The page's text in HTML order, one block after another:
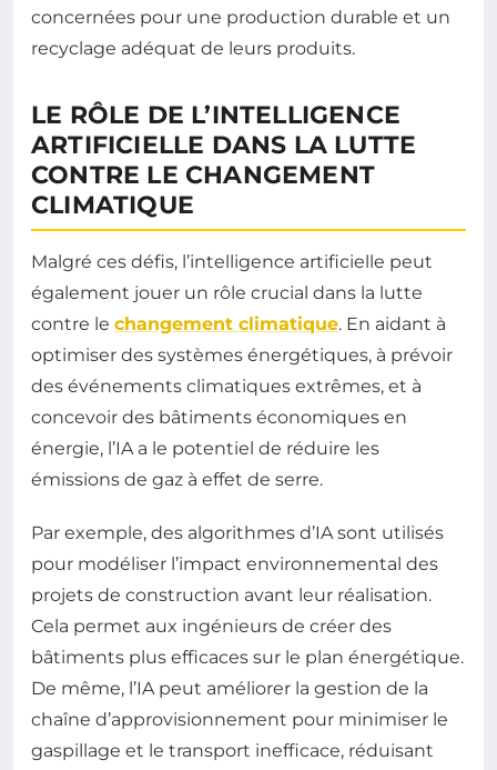
concernées pour une production durable et un
recyclage adéquat de leurs produits.
LE RÔLE DE L’INTELLIGENCE
ARTIFICIELLE DANS LA LUTTE
CONTRE LE CHANGEMENT
CLIMATIQUE
Malgré ces défis, l’intelligence artificielle peut
également jouer un rôle crucial dans la lutte
contre le changement climatique. En aidant à
optimiser des systèmes énergétiques, à prévoir
des événements climatiques extrêmes, et à
concevoir des bâtiments économiques en
énergie, l’IA a le potentiel de réduire les
émissions de gaz à effet de serre.
Par exemple, des algorithmes d’IA sont utilisés
pour modéliser l’impact environnemental des
projets de construction avant leur réalisation.
Cela permet aux ingénieurs de créer des
bâtiments plus efficaces sur le plan énergétique.
De même, l’IA peut améliorer la gestion de la
chaîne d’approvisionnement pour minimiser le
gaspillage et le transport inefficace, réduisant